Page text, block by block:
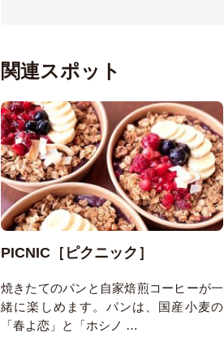
関連スポット
PICNIC［ピクニック］
焼きたてのパンと自家焙煎コーヒーが一
緒に楽しめます。パンは、国産小麦の
「春よ恋」と「ホシノ …